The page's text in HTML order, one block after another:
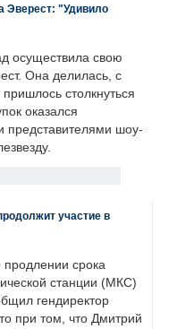
Эверест: "Удивило
осуществила свою
Она делилась, с
столкнуться
оказался
представителями шоу-
участие в
продлении срока
станции (МКС)
гендиректор
при том, что Дмитрий